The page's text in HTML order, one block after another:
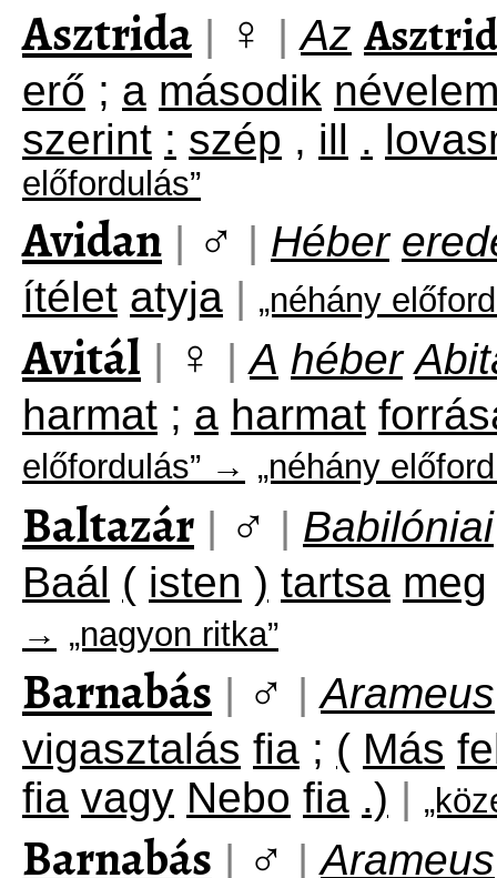
Asztrida | ♀ | Az Asztrid
erő ; a második
szerint : szép , ill .
előfordulás”
Avidan | ♂ | Héber
ítélet atyja | „néhány
Avitál | ♀ | A héber
harmat ; a harmat
előfordulás” → „néhány
Baltazár | ♂ | Babilóniai
Baál ( isten ) tartsa meg
→ „nagyon ritka”
Barnabás | ♂ | Arameus
vigasztalás fia ; ( Más
fia vagy Nebo fia .) |
Barnabás | ♂ | Arameus